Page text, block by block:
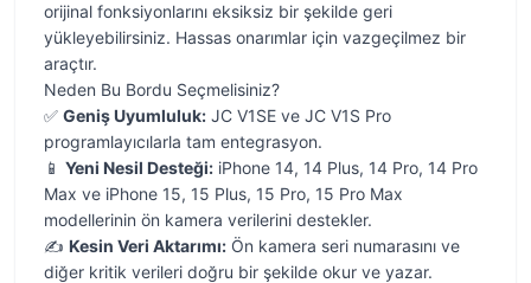
orijinal fonksiyonlarını eksiksiz bir şekilde geri
yükleyebilirsiniz. Hassas onarımlar için vazgeçilmez bir
araçtır.
Neden Bu Bordu Seçmelisiniz?
✅ Geniş Uyumluluk: JC V1SE ve JC V1S Pro
programlayıcılarla tam entegrasyon.
📱 Yeni Nesil Desteği: iPhone 14, 14 Plus, 14 Pro, 14 Pro
Max ve iPhone 15, 15 Plus, 15 Pro, 15 Pro Max
modellerinin ön kamera verilerini destekler.
✍️ Kesin Veri Aktarımı: Ön kamera seri numarasını ve
diğer kritik verileri doğru bir şekilde okur ve yazar.